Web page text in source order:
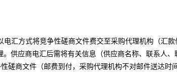
电汇方式将竞争性磋商文件费交至采购代理机构（汇
供应商电汇后需将有关信息（供应商名称、联系人
磋商文件（邮费到付，采购代理机构不对邮件送达时